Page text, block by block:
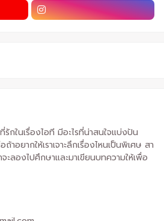
กในเรื่องไอที มีอะไรที่น่าสนใจแบ่งปัน
าอยากให้เราเจาะลึกเรื่องไหนเป็นพิเศษ สา
จะลองไปศึกษาและมาเขียนบทความให้เพื่อ